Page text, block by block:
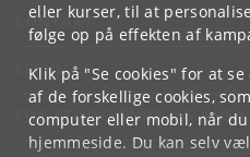
eller kurser, til at
følge op på effekten af
Klik på "Se cookies" for at
af de forskellige cookies,
computer eller mobil, når
hjemmeside. Du kan selv
KONTAKT
SERVICES
FOR STUDERENDE OG